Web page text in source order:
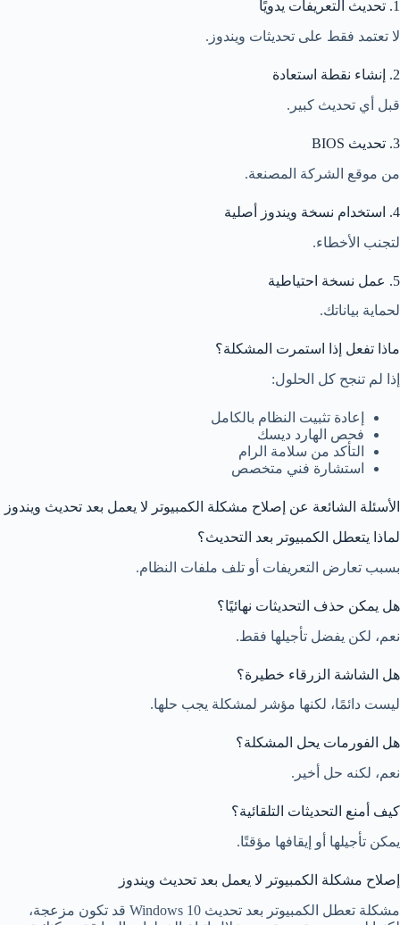
1. تحديث التعريفات يدويًا
لا تعتمد فقط على تحديثات ويندوز.
2. إنشاء نقطة استعادة
قبل أي تحديث كبير.
3. تحديث BIOS
من موقع الشركة المصنعة.
4. استخدام نسخة ويندوز أصلية
لتجنب الأخطاء.
5. عمل نسخة احتياطية
لحماية بياناتك.
ماذا تفعل إذا استمرت المشكلة؟
إذا لم تنجح كل الحلول:
إعادة تثبيت النظام بالكامل
فحص الهارد ديسك
التأكد من سلامة الرام
استشارة فني متخصص
الأسئلة الشائعة عن إصلاح مشكلة الكمبيوتر لا يعمل بعد تحديث ويندوز
لماذا يتعطل الكمبيوتر بعد التحديث؟
بسبب تعارض التعريفات أو تلف ملفات النظام.
هل يمكن حذف التحديثات نهائيًا؟
نعم، لكن يفضل تأجيلها فقط.
هل الشاشة الزرقاء خطيرة؟
ليست دائمًا، لكنها مؤشر لمشكلة يجب حلها.
هل الفورمات يحل المشكلة؟
نعم، لكنه حل أخير.
كيف أمنع التحديثات التلقائية؟
يمكن تأجيلها أو إيقافها مؤقتًا.
إصلاح مشكلة الكمبيوتر لا يعمل بعد تحديث ويندوز
مشكلة تعطل الكمبيوتر بعد تحديث Windows 10 قد تكون مزعجة،